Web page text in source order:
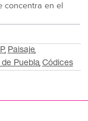
concentra en el
Paisaje
Puebla Códices